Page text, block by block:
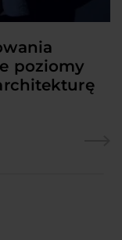
poziomy